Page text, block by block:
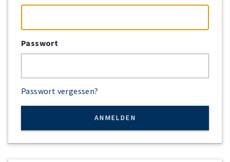
Passwort
Passwort vergessen?